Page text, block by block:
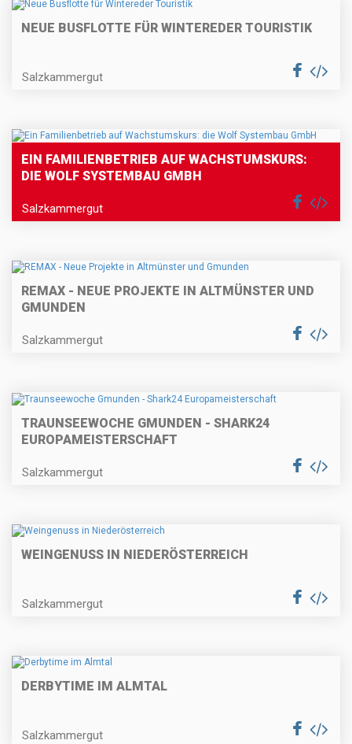
NEUE BUSFLOTTE FÜR WINTEREDER TOURISTIK
Salzkammergut
EIN FAMILIENBETRIEB AUF WACHSTUMSKURS:
DIE WOLF SYSTEMBAU GMBH
Salzkammergut
REMAX - NEUE PROJEKTE IN ALTMÜNSTER UND
GMUNDEN
Salzkammergut
TRAUNSEEWOCHE GMUNDEN - SHARK24
EUROPAMEISTERSCHAFT
Salzkammergut
WEINGENUSS IN NIEDERÖSTERREICH
Salzkammergut
DERBYTIME IM ALMTAL
Salzkammergut